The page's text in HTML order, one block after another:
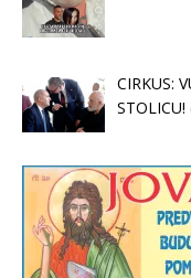
CIRKUS:
STOLICU!